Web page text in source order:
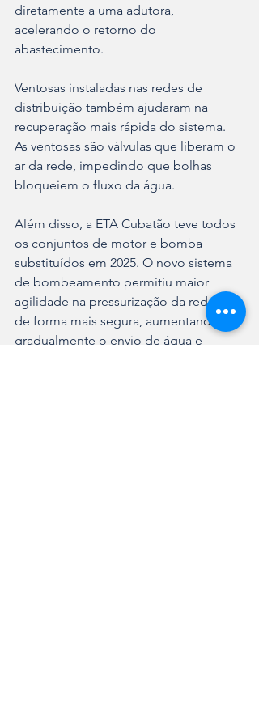
diretamente a uma adutora,
acelerando o retorno do
abastecimento.
Ventosas instaladas nas redes de
distribuição também ajudaram na
recuperação mais rápida do sistema.
As ventosas são válvulas que liberam o
ar da rede, impedindo que bolhas
bloqueiem o fluxo da água.
Além disso, a ETA Cubatão teve todos
os conjuntos de motor e bomba
substituídos em 2025. O novo sistema
de bombeamento permitiu maior
agilidade na pressurização da rede, e
de forma mais segura, aumentando
gradualmente o envio de água e